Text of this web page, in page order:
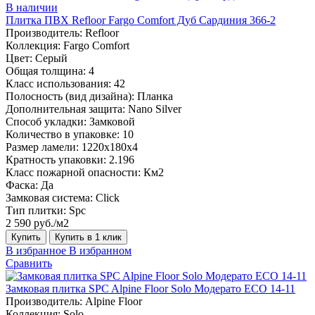
В наличии
Плитка ПВХ Refloor Fargo Comfort Дуб Сардиния 366-2
Производитель: Refloor
Коллекция: Fargo Comfort
Цвет: Серый
Общая толщина: 4
Класс использования: 42
Полосность (вид дизайна): Планка
Дополнительная защита: Nano Silver
Способ укладки: Замковой
Количество в упаковке: 10
Размер ламели: 1220х180х4
Кратность упаковки: 2.196
Класс пожарной опасности: Км2
Фаска: Да
Замковая система: Click
Тип плитки: Spc
2 590 руб./м2
Купить Купить в 1 клик
В избранное В избранном
Сравнить
Замковая плитка SPC Alpine Floor Solo Модерато ЕСО 14-11
Производитель: Alpine Floor